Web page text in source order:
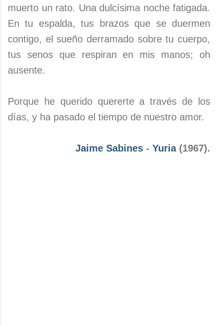
muerto un rato. Una dulcísima noche fatigada.
En tu espalda, tus brazos que se duermen
contigo, el sueño derramado sobre tu cuerpo,
tus senos que respiran en mis manos; oh
ausente.
Porque he querido quererte a través de los
días, y ha pasado el tiempo de nuestro amor.
Jaime Sabines - Yuria(1967).